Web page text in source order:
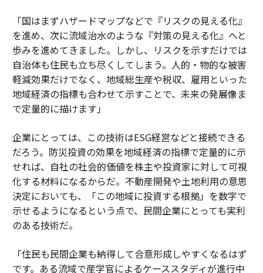
「国はまずハザードマップなどで『リスクの見える化』
を進め、次に流域治水のような『対策の見える化』へと
歩みを進めてきました。しかし、リスクを示すだけでは
自治体も住民も立ち尽くしてしまう。人的・物的な被害
軽減効果だけでなく、地域総生産や税収、雇用といった
地域経済の指標も合わせて示すことで、未来の発展像ま
で定量的に描けます」
企業にとっては、この技術はESG経営などと接続できる
だろう。防災投資の効果を地域経済の指標で定量的に示
せれば、自社の社会的価値を株主や投資家に対して可視
化する材料になるからだ。不動産開発や土地利用の意思
決定においても、「この地域に投資する根拠」を数字で
示せるようになるという点で、民間企業にとっても実利
のある技術だ。
「住民も民間企業も納得して合意形成しやすくなるはず
です。ある流域で産学官によるケーススタディが進行中